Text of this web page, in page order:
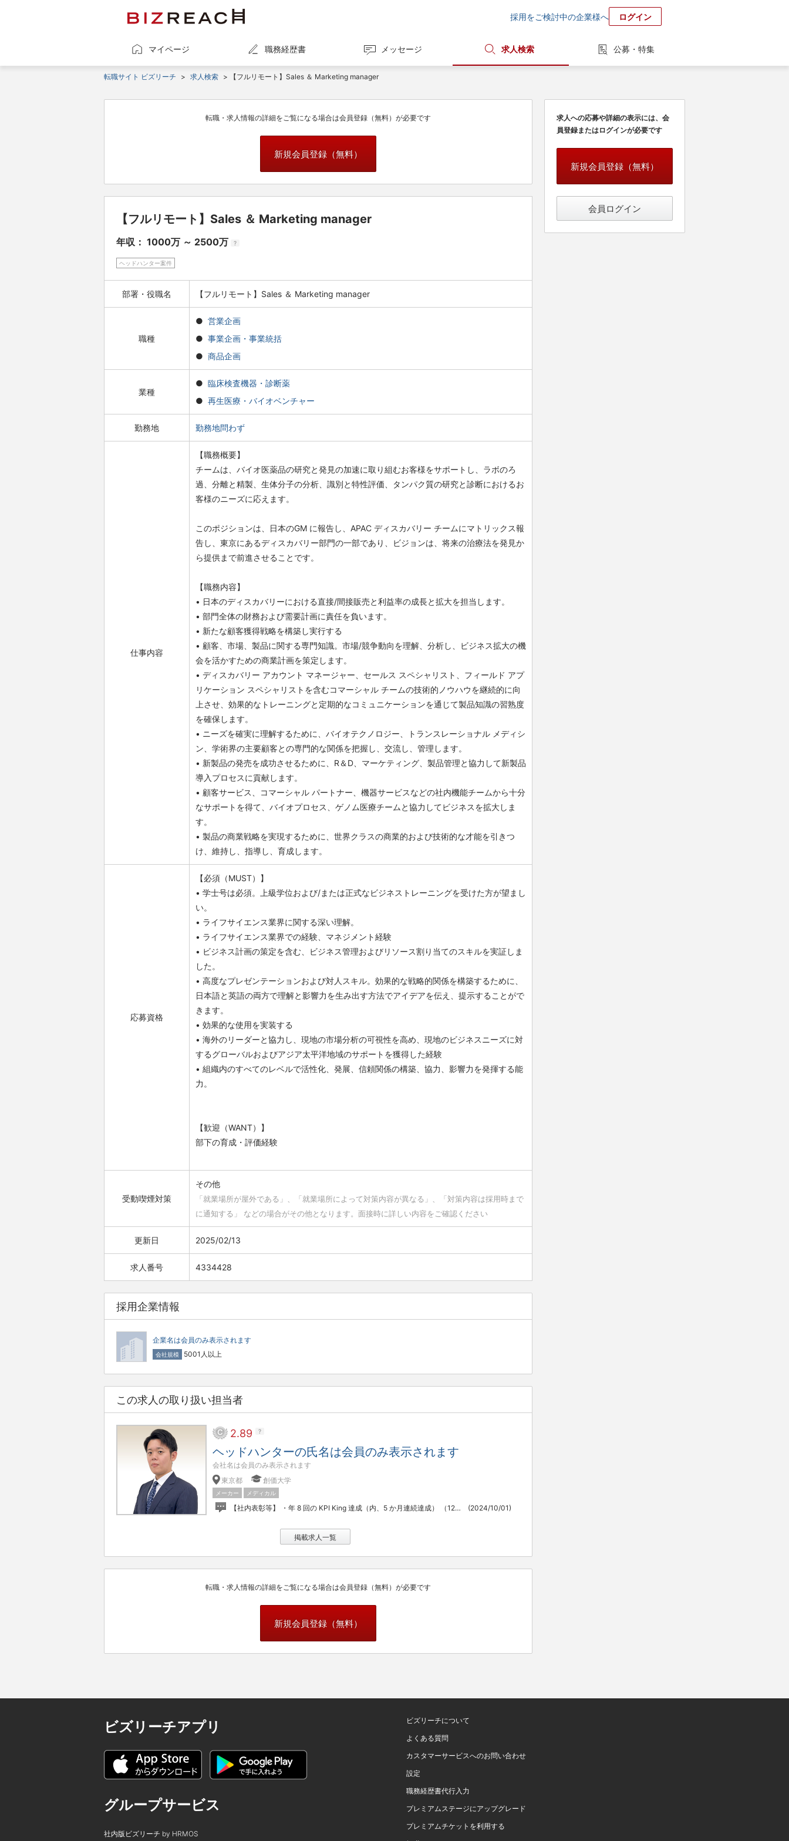
採用をご検討中の企業様へ ログイン
マイページ 職務経歴書 メッセージ 求人検索 公募・特集
転職サイト ビズリーチ > 求人検索 > 【フルリモート】Sales ＆ Marketing manager
転職・求人情報の詳細をご覧になる場合は会員登録（無料）が必要です
新規会員登録（無料）
【フルリモート】Sales ＆ Marketing manager
年収： 1000万 ～ 2500万 ?
ヘッドハンター案件
部署・役職名 【フルリモート】Sales ＆ Marketing manager
職種
営業企画
事業企画・事業統括
商品企画
業種
臨床検査機器・診断薬
再生医療・バイオベンチャー
勤務地 勤務地問わず
仕事内容
【職務概要】
チームは、バイオ医薬品の研究と発見の加速に取り組むお客様をサポートし、ラボのろ
過、分離と精製、生体分子の分析、識別と特性評価、タンパク質の研究と診断におけるお
客様のニーズに応えます。
このポジションは、日本のGM に報告し、APAC ディスカバリー チームにマトリックス報
告し、東京にあるディスカバリー部門の一部であり、ビジョンは、将来の治療法を発見か
ら提供まで前進させることです。
【職務内容】
• 日本のディスカバリーにおける直接/間接販売と利益率の成長と拡大を担当します。
• 部門全体の財務および需要計画に責任を負います。
• 新たな顧客獲得戦略を構築し実行する
• 顧客、市場、製品に関する専門知識。市場/競争動向を理解、分析し、ビジネス拡大の機
会を活かすための商業計画を策定します。
• ディスカバリー アカウント マネージャー、セールス スペシャリスト、フィールド アプ
リケーション スペシャリストを含むコマーシャル チームの技術的ノウハウを継続的に向
上させ、効果的なトレーニングと定期的なコミュニケーションを通じて製品知識の習熟度
を確保します。
• ニーズを確実に理解するために、バイオテクノロジー、トランスレーショナル メディシ
ン、学術界の主要顧客との専門的な関係を把握し、交流し、管理します。
• 新製品の発売を成功させるために、R＆D、マーケティング、製品管理と協力して新製品
導入プロセスに貢献します。
• 顧客サービス、コマーシャル パートナー、機器サービスなどの社内機能チームから十分
なサポートを得て、バイオプロセス、ゲノム医療チームと協力してビジネスを拡大しま
す。
• 製品の商業戦略を実現するために、世界クラスの商業的および技術的な才能を引きつ
け、維持し、指導し、育成します。
応募資格
【必須（MUST）】
• 学士号は必須。上級学位および/または正式なビジネストレーニングを受けた方が望まし
い。
• ライフサイエンス業界に関する深い理解。
• ライフサイエンス業界での経験、マネジメント経験
• ビジネス計画の策定を含む、ビジネス管理およびリソース割り当てのスキルを実証しま
した。
• 高度なプレゼンテーションおよび対人スキル。効果的な戦略的関係を構築するために、
日本語と英語の両方で理解と影響力を生み出す方法でアイデアを伝え、提示することがで
きます。
• 効果的な使用を実装する
• 海外のリーダーと協力し、現地の市場分析の可視性を高め、現地のビジネスニーズに対
するグローバルおよびアジア太平洋地域のサポートを獲得した経験
• 組織内のすべてのレベルで活性化、発展、信頼関係の構築、協力、影響力を発揮する能
力。
【歓迎（WANT）】
部下の育成・評価経験
受動喫煙対策
その他
「就業場所が屋外である」、「就業場所によって対策内容が異なる」、「対策内容は採用時まで
に通知する」 などの場合がその他となります。面接時に詳しい内容をご確認ください
更新日 2025/02/13
求人番号 4334428
採用企業情報
企業名は会員のみ表示されます
会社規模 5001人以上
この求人の取り扱い担当者
2.89 ?
ヘッドハンターの氏名は会員のみ表示されます
会社名は会員のみ表示されます
東京都
創価大学
メーカー メディカル
【社内表彰等】 ・年 8 回の KPI King 達成（内、5 か月連続達成） （120 名のコンサルタント中 1 名のみ達成 2023 年） ・日本法人社長との褒賞ランチ ・2024 年 経営陣と成績上位 のコンサルタントで行く 某アジアへの 褒賞旅行 (2024/10/01)
掲載求人一覧
転職・求人情報の詳細をご覧になる場合は会員登録（無料）が必要です
新規会員登録（無料）
求人への応募や詳細の表示には、会
員登録またはログインが必要です
新規会員登録（無料）
会員ログイン
ビズリーチアプリ
グループサービス
社内版ビズリーチ by HRMOS
ビズリーチについて
よくある質問
カスタマーサービスへのお問い合わせ
設定
職務経歴書代行入力
プレミアムステージにアップグレード
プレミアムチケットを利用する